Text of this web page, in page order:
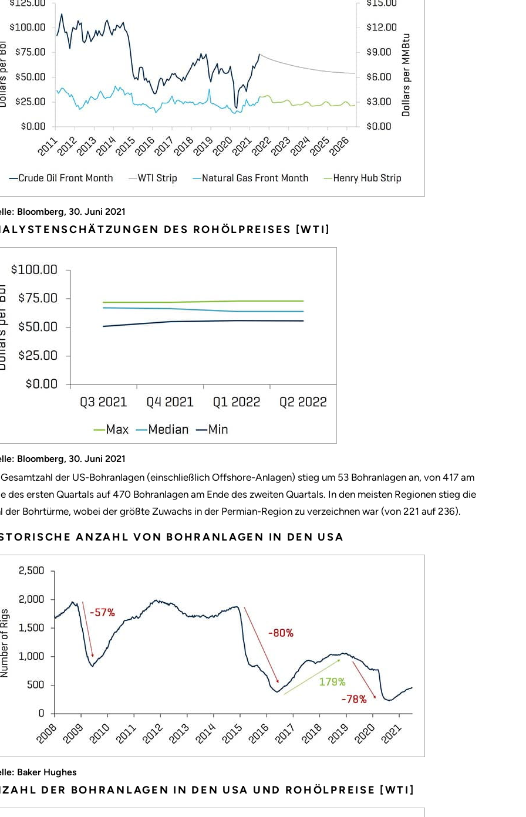
Bloomberg, 30. Juni 2021
DES ROHÖLPREISES [WTI]
Bloomberg, 30. Juni 2021
der US-Bohranlagen (einschließlich Offshore-Anlagen) stieg um 53 Bohranlagen an, von 417 am
des ersten Quartals auf 470 Bohranlagen am Ende des zweiten Quartals. In den meisten Regionen stieg die
der Bohrtürme, wobei der größte Zuwachs in der Permian-Region zu verzeichnen war (von 221 auf 236).
ANZAHL VON BOHRANLAGEN IN DEN USA
Baker Hughes
DER BOHRANLAGEN IN DEN USA UND ROHÖLPREISE [WTI]